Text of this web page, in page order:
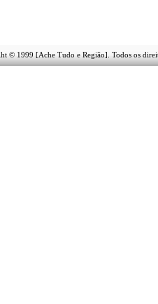
© 1999 [Ache Tudo e Região]. Todos os